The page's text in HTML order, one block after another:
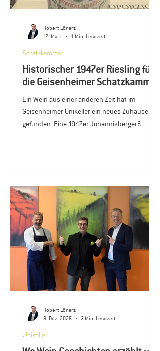
Historischer 1947er Riesling für
die Geisenheimer Schatzkammer
Ein Wein aus einer anderen Zeit hat im
Geisenheimer Unikeller ein neues Zuhause
gefunden. Eine 1947er Johannisberger
über 150 Jahren für Forschung, Ausbildung
und die Weiterentwicklung des Weinbaus
steht. Überreicht wurde die historische
Flasche von Michael A. El
Schatzkammer
Robert Lönarz
12. März
1 Min. Lesezeit
Unikeller
Robert Lönarz
8. Dez. 2025
3 Min. Lesezeit